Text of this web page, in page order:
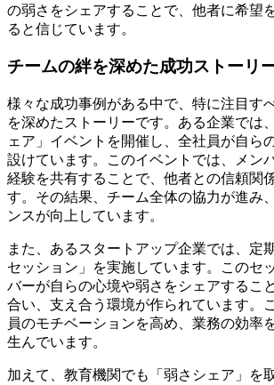
の弱さをシェアすることで、他者に希望
ると信じています。
チームの絆を深めた成功ストーリ
様々な成功事例がある中で、特に注目す
を深めたストーリーです。ある企業では
ェア」イベントを開催し、全社員が自ら
設けています。このイベントでは、メン
経験を共有することで、他者との信頼関
す。その結果、チーム全体の協力が進み
ンスが向上しています。
また、あるスタートアップ企業では、定
セッション」を実施しています。このセ
バーが自らの心境や弱さをシェアするこ
合い、支え合う環境が作られています。
員のモチベーションを高め、業務の効率
生んでいます。
加えて、教育機関でも「弱さシェア」を